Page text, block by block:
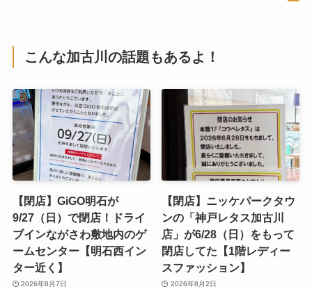
こんな加古川の話題もあるよ！
【閉店】GiGO明石が
9/27（日）で閉店！ドライ
ブインながさわ敷地内のゲ
ームセンター【明石西イン
ター近く】
2026年8月7日
【閉店】ニッケパークタウ
ンの「神戸レタス加古川
店」が6/28（日）をもって
閉店してた【1階レディー
スファッション】
2026年8月2日